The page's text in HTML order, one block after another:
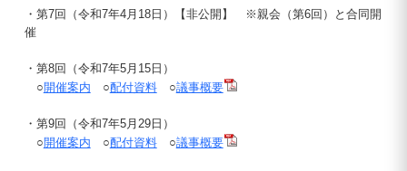
・第7回（令和7年4月18日）【非公開】 ※親会（第6回）と合同開
催
・第8回（令和7年5月15日）
○開催案内 ○配付資料○議事概要
・第9回（令和7年5月29日）
○開催案内 ○配付資料○議事概要